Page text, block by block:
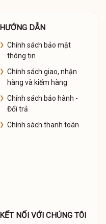
HƯỚNG DẪN
Chính sách bảo mật
thông tin
Chính sách giao, nhận
hàng và kiểm hàng
Chính sách bảo hành -
Đổi trả
Chính sách thanh toán
KẾT NỐI VỚI CHÚNG TÔI